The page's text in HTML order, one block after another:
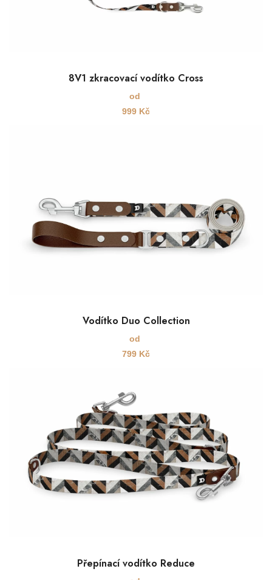
8V1 zkracovací vodítko Cross
od
999 Kč
Vodítko Duo Collection
od
799 Kč
Přepínací vodítko Reduce